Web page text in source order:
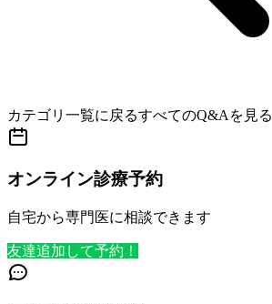
カテゴリ一覧に戻るすべてのQ&Aを見る
オンライン診療予約
自宅から専門医に相談できます
友達追加して予約！